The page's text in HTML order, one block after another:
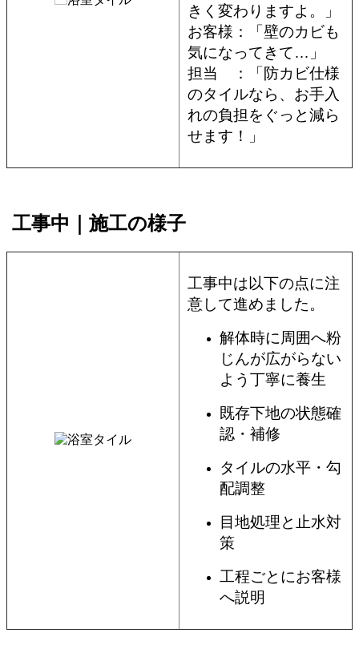
きく変わりますよ。」
お客様：「壁のカビも
気になってきて…」
担当 ：「防カビ仕様
のタイルなら、お手入
れの負担をぐっと減ら
せます！」
工事中｜施工の様子
工事中は以下の点に注
意して進めました。
解体時に周囲へ粉
じんが広がらない
よう丁寧に養生
既存下地の状態確
認・補修
タイルの水平・勾
配調整
目地処理と止水対
策
工程ごとにお客様
へ説明